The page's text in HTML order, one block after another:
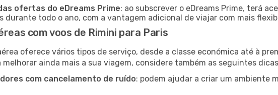
ofertas do eDreams Prime: ao subscrever o eDreams Prime, terá
durante todo o ano, com a vantagem adicional de viajar com mais
com voos de Rimini para Paris
oferece vários tipos de serviço, desde a classe económica até à
melhorar ainda mais a sua viagem, considere também as seguintes
com cancelamento de ruído: podem ajudar a criar um ambiente